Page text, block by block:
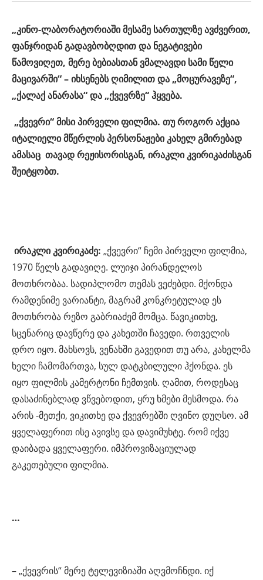
„კინო-ლაბორატორიაში მესამე სართულზე ავძვერით,
ფანჯრიდან გადავბობღდითდა ნეგატივები
წამოვიღეთ, მერე ბებიასთან ვმალავდი სამი წელი
მაცივარში“ – იხსენებს ღიმილით და „მოცურავეზე“,
„ქალაქ ანარასა“ და „ქვევრზე“ ჰყვება.
„ქვევრი“ მისი პირველი ფილმია. თუ როგორ აქცია
იტალიელი მწერლის პერსონაჟები კახელ გმირებად
ამასაც თავად რეჟისორისგან, ირაკლი კვირიკაძისგან
შეიტყობთ.
ირაკლი კვირიკაძე: „ქვევრი“ ჩემი პირველი ფილმია,
1970 წელს გადავიღე. ლუიჯი პირანდელოს
მოთხრობაა. სადიპლომო თემას ვეძებდი. მქონდა
რამდენიმე ვარიანტი, მაგრამ კონკრეტულად ეს
მოთხრობა რეზო გაბრიაძემ მომცა. წავიკითხე,
სცენარიც დავწერე და კახეთში ჩავედი. რთველის
დრო იყო. მახსოვს, ვენახში გავედით თუ არა, კახელმა
ხელი ჩამომართვა, სულ დატკბილული ჰქონდა. ეს
იყო ფილმის კამერტონი ჩემთვის. ღამით, როდესაც
დასაძინებლად ვწვებოდით, ყრუ ხმები მესმოდა. რა
არის -მეთქი, ვიკითხე და ქვევრებში ღვინო დუღსო. ამ
ყველაფერით ისე ავივსე და დავიმუხტე. რომ იქვე
დაიბადა ყველაფერი. იმპროვიზაციულად
გაკეთებული ფილმია.
…
– „ქვევრის“ მერე ტელევიზიაში აღვმოჩნდი. იქ